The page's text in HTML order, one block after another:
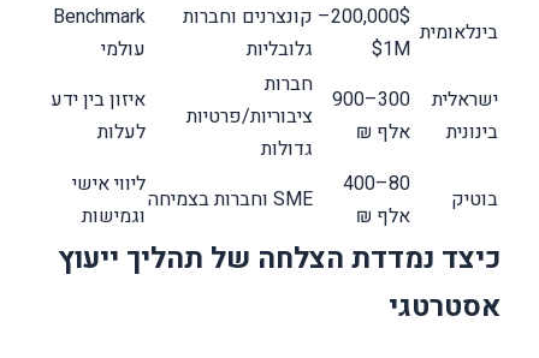
בינלאומית
200,000$–
1M$
קונצרנים וחברות
גלובליות
Benchmark
עולמי
ישראלית
בינונית
300–900
אלף ₪
חברות
ציבוריות/פרטיות
גדולות
איזון בין ידע
לעלות
בוטיק
80–400
אלף ₪
SME וחברות בצמיחה
ליווי אישי
וגמישות
כיצד נמדדת הצלחה של תהליך ייעוץ
אסטרטגי